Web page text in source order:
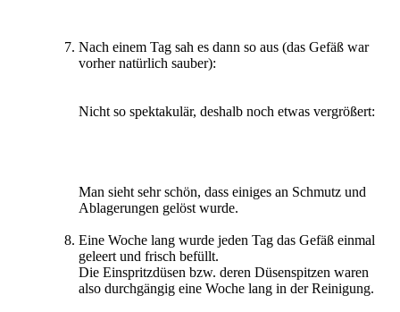
Nach einem Tag sah es dann so aus (das Gefäß war
vorher natürlich sauber):
Nicht so spektakulär, deshalb noch etwas vergrößert:
Man sieht sehr schön, dass einiges an Schmutz und
Ablagerungen gelöst wurde.
Eine Woche lang wurde jeden Tag das Gefäß einmal
geleert und frisch befüllt.
Die Einspritzdüsen bzw. deren Düsenspitzen waren
also durchgängig eine Woche lang in der Reinigung.